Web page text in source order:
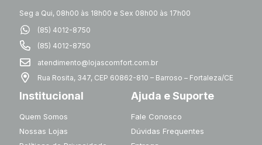
Seg a Qui, 08h00 às 18h00 e Sex 08h00 às 17h00
(85) 4012-8750
(85) 4012-8750
atendimento@lojascomfort.com.br
Rua Rosita, 347, CEP 60862-810 – Barroso – Fortaleza/CE
Institucional
Quem Somos
Nossas Lojas
Ajuda e Suporte
Fale Conosco
Dúvidas Frequentes